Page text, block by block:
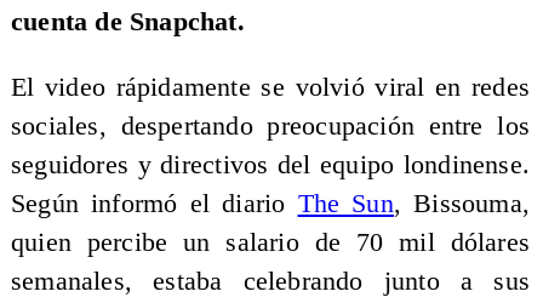
cuenta de Snapchat.
El video rápidamente se volvió viral en redes
sociales, despertando preocupación entre los
seguidores y directivos del equipo londinense.
Según informó el diario The Sun, Bissouma,
quien percibe un salario de 70 mil dólares
semanales, estaba celebrando junto a sus